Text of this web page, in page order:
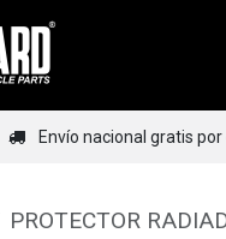
Envío nacional gratis
PROTECTOR